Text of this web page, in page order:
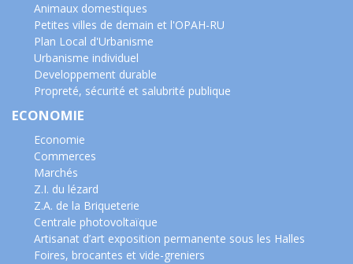
Animaux domestiques
Petites villes de demain et l'OPAH-RU
Plan Local d'Urbanisme
Urbanisme individuel
Developpement durable
Propreté, sécurité et salubrité publique
ECONOMIE
Economie
Commerces
Marchés
Z.I. du lézard
Z.A. de la Briqueterie
Centrale photovoltaïque
Artisanat d’art exposition permanente sous les Halles
Foires, brocantes et vide-greniers